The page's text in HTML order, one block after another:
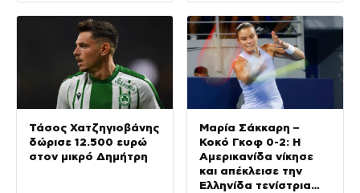
Τάσος Χατζηγιοβάνης
δώρισε 12.500 ευρώ
στον μικρό Δημήτρη
Μαρία Σάκκαρη –
Κοκό Γκοφ 0-2: Η
Αμερικανίδα νίκησε
και απέκλεισε την
Ελληνίδα τενίστρια